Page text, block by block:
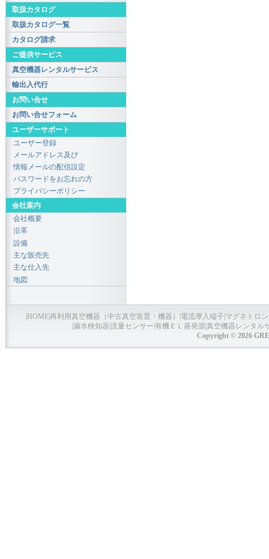
取扱カタログ
取扱カタログ一覧
カタログ請求
ご提供サービス
真空機器レンタルサービス
輸出入代行
お問い合せ
お問い合せフォーム
ユーザーサポート
ユーザー登録
メールアドレス及び
情報メールの配信設定
パスワードをお忘れの方
プライバシーポリシー
会社案内
会社概要
沿革
設備
主な販売先
主な仕入先
地図
HOME再利用真空機器（中古真空装置・機器） 電流導入端子 マグネトロ
漏水検知器 流量センサー 有機ＥＬ蒸発源真空機器レンタル
Copyright © 2026